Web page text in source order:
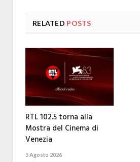
RELATED POSTS
RTL 102.5 torna alla
Mostra del Cinema di
Venezia
5 Agosto 2026